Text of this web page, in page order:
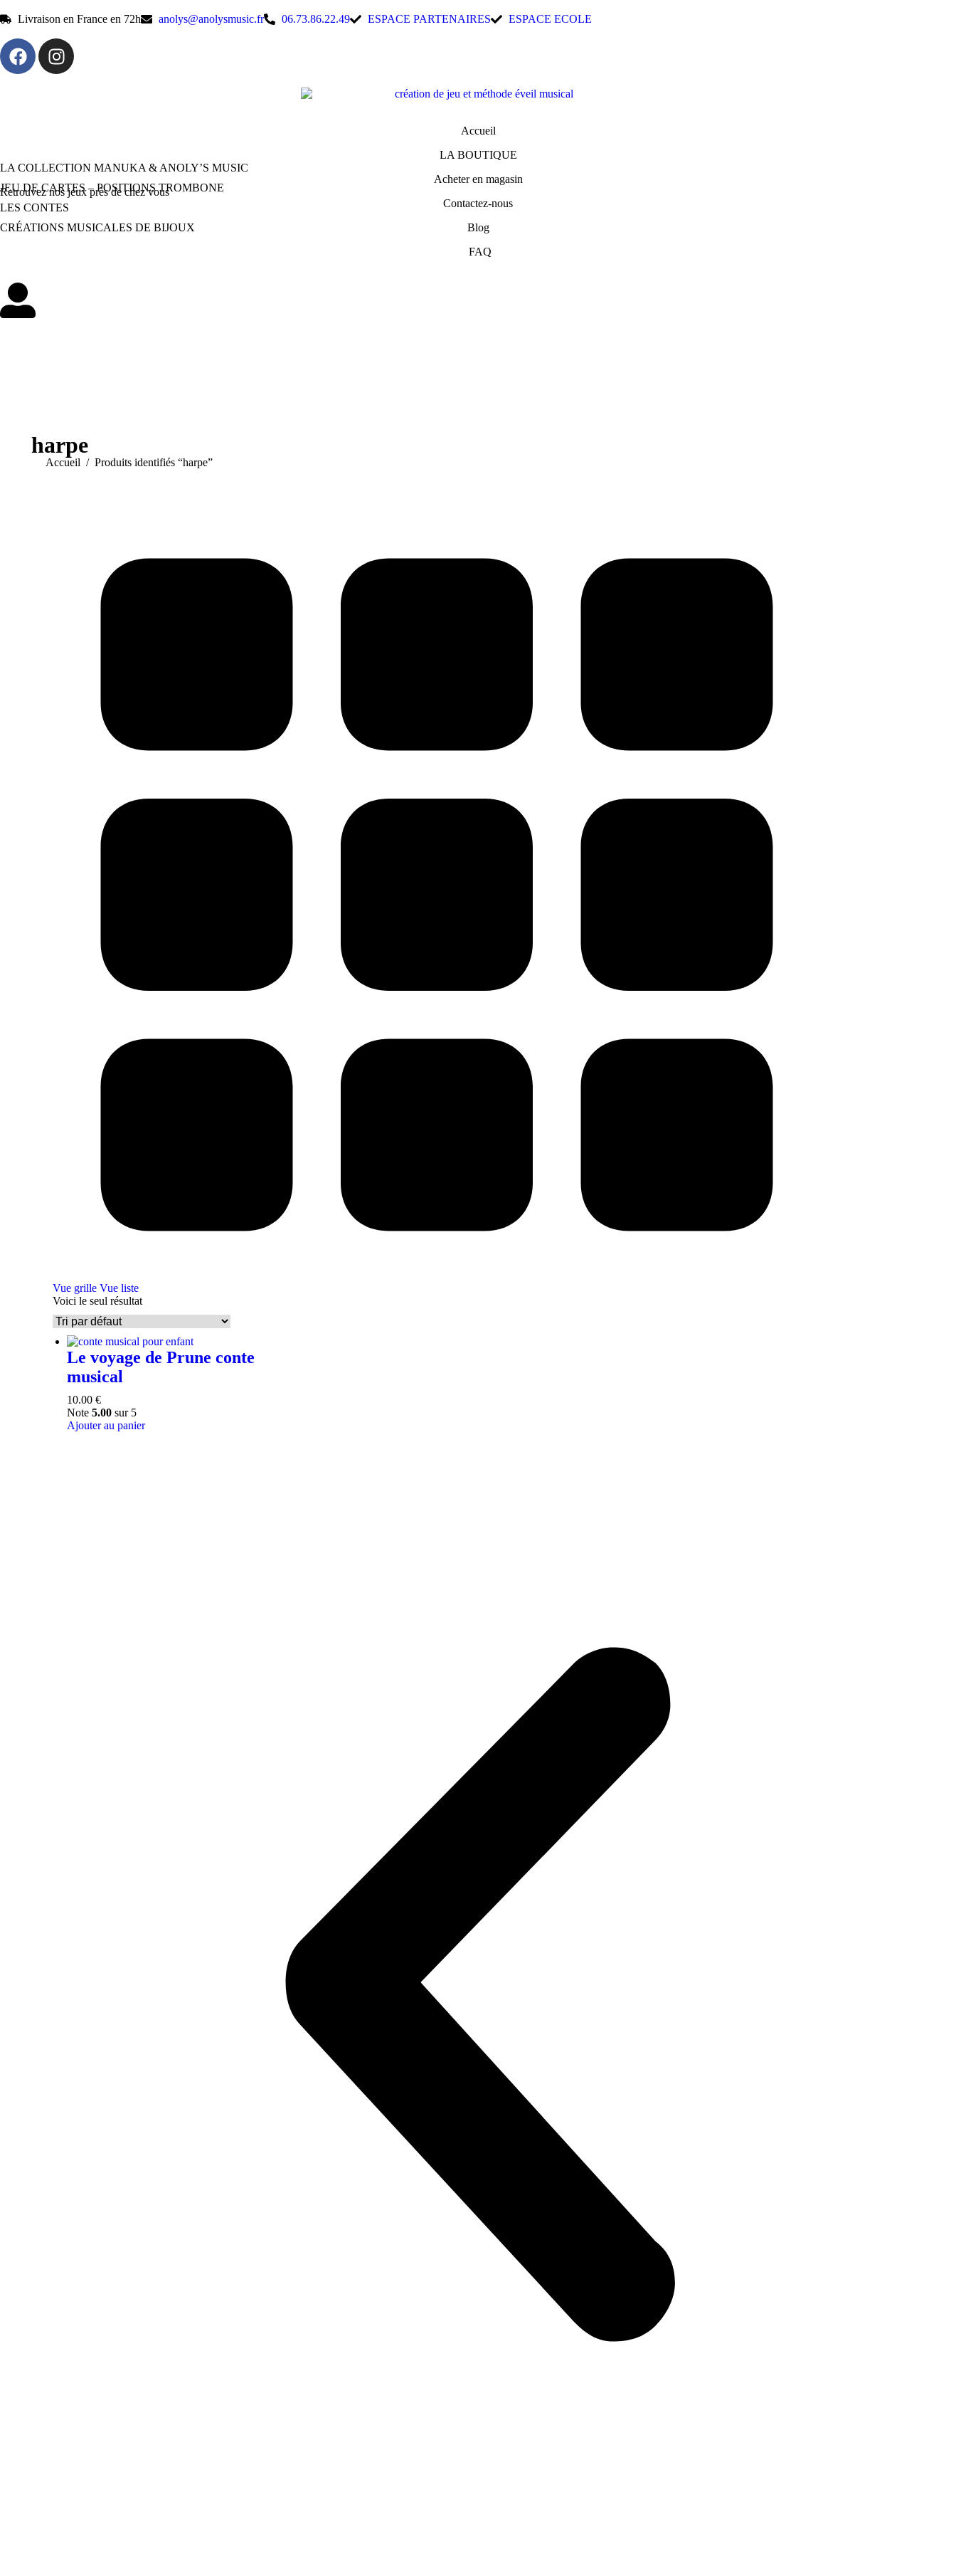
Livraison en France en 72h anolys@anolysmusic.fr 06.73.86.22.49 ESPACE PARTENAIRES ESPACE ECOLE
Accueil
LA BOUTIQUE
LA COLLECTION MANUKA & ANOLY’S MUSIC
JEU DE CARTES – POSITIONS TROMBONE
LES CONTES
CRÉATIONS MUSICALES DE BIJOUX
Acheter en magasin
Retrouvez nos jeux près de chez vous
Contactez-nous
Blog
FAQ
harpe
Vous êtes ici :
Accueil Produits identifiés “harpe”
Vue grille Vue liste
Voici le seul résultat
Le voyage de Prune conte
musical
10.00 €
Note 5.00 sur 5
Ajouter au panier